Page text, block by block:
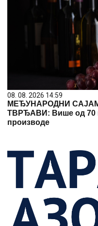
08. 08. 2026 14:59
МЕЂУНАРОДНИ
ТВРЂАВИ: Више од 70
производе